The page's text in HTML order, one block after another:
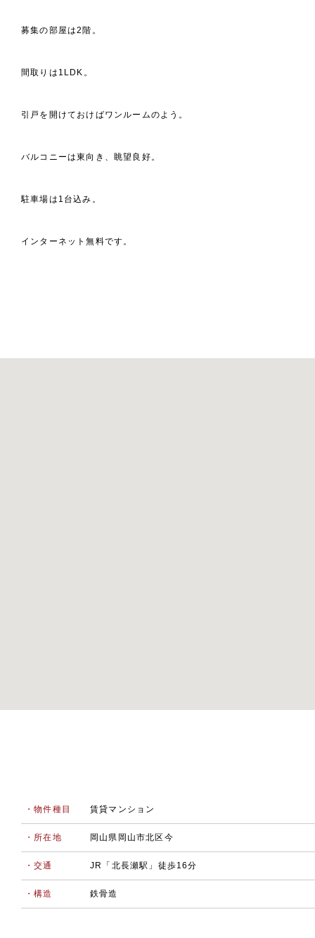
募集の部屋は2階。
間取りは1LDK。
引戸を開けておけばワンルームのよう。
バルコニーは東向き、眺望良好。
駐車場は1台込み。
インターネット無料です。
・物件種目 賃貸マンション
・所在地 岡山県岡山市北区今
・交通 JR「北長瀬駅」徒歩16分
・構造 鉄骨造